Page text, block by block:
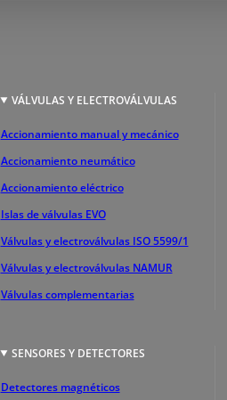
VÁLVULAS Y ELECTROVÁLVULAS
Accionamiento manual y mecánico
Accionamiento neumático
Accionamiento eléctrico
Islas de válvulas EVO
Válvulas y electroválvulas ISO 5599/1
Válvulas y electroválvulas NAMUR
Válvulas complementarias
SENSORES Y DETECTORES
Detectores magnéticos